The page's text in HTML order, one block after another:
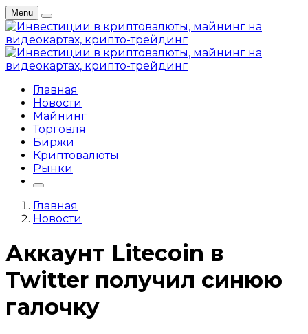
Menu
Главная
Новости
Майнинг
Торговля
Биржи
Криптовалюты
Рынки
Главная
Новости
Аккаунт Litecoin в
Twitter получил синюю
галочку